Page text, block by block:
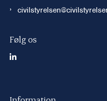
Følg os